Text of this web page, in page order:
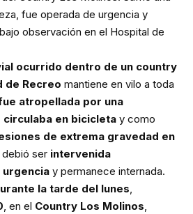
fue operada de urgencia y
observación en el Hospital de
ocurrido dentro de un country
de Recreo mantiene en vilo a toda
atropellada por una
en bicicleta y como
de extrema gravedad en
debió ser intervenida
y permanece internada.
la tarde del lunes
, en el Country Los Molinos